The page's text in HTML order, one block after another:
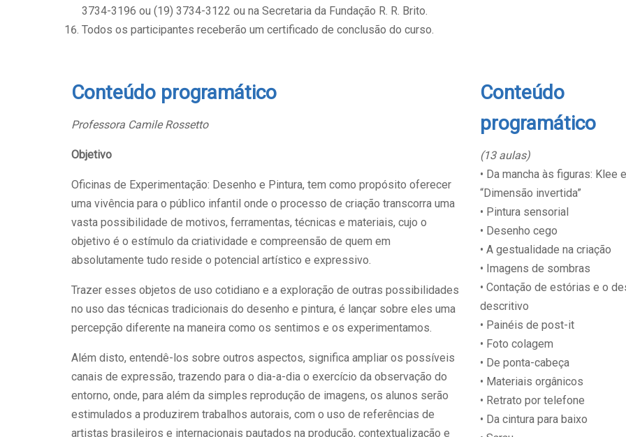
3734-3196 ou (19) 3734-3122 ou na Secretaria da Fundação R. R. Brito.
Todos os participantes receberão um certificado de conclusão do curso.
Conteúdo programático
Professora Camile Rossetto
Objetivo
Oficinas de Experimentação: Desenho e Pintura, tem como propósito oferecer
uma vivência para o público infantil onde o processo de criação transcorra uma
vasta possibilidade de motivos, ferramentas, técnicas e materiais, cujo o
objetivo é o estímulo da criatividade e compreensão de quem em
absolutamente tudo reside o potencial artístico e expressivo.
Trazer esses objetos de uso cotidiano e a exploração de outras possibilidades
no uso das técnicas tradicionais do desenho e pintura, é lançar sobre eles uma
percepção diferente na maneira como os sentimos e os experimentamos.
Além disto, entendê-los sobre outros aspectos, significa ampliar os possíveis
canais de expressão, trazendo para o dia-a-dia o exercício da observação do
entorno, onde, para além da simples reprodução de imagens, os alunos serão
estimulados a produzirem trabalhos autorais, com o uso de referências de
artistas brasileiros e internacionais pautados na produção, contextualização e
Conteúdo
programático
(13 aulas)
• Da mancha às figuras: Klee
“Dimensão invertida”
• Pintura sensorial
• Desenho cego
• A gestualidade na criação
• Imagens de sombras
• Contação de estórias e o
descritivo
• Painéis de post-it
• Foto colagem
• De ponta-cabeça
• Materiais orgânicos
• Retrato por telefone
• Da cintura para baixo